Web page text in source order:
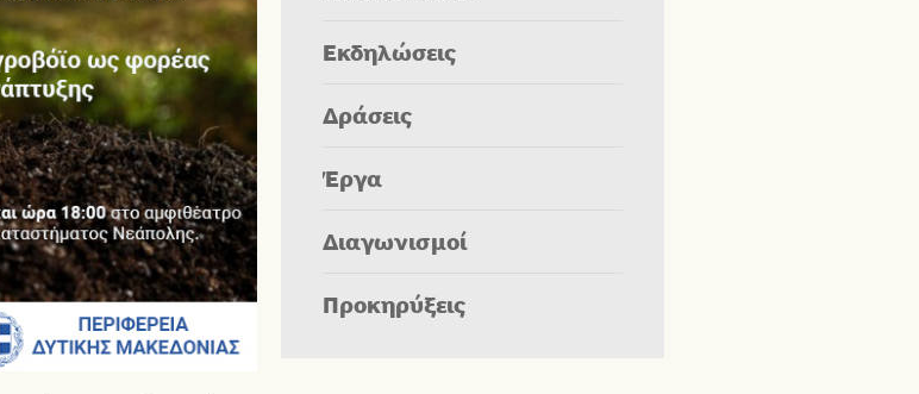
Εκδηλώσεις
Δράσεις
Έργα
Διαγωνισμοί
Προκηρύξεις